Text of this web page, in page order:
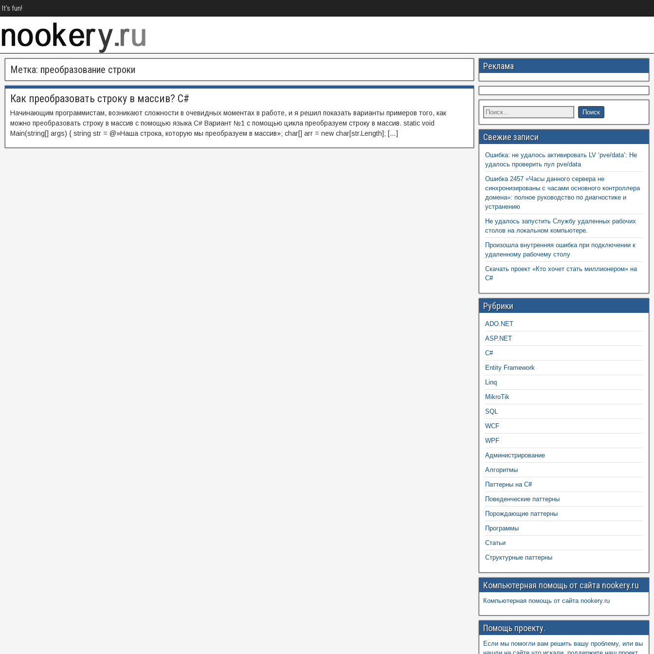
It's fun!
Метка: преобразование строки
Как преобразовать строку в массив? C#
Начинающим программистам, возникают сложности в очевидных моментах в работе, и я решил показать варианты примеров того, как
можно преобразовать строку в массив с помощью языка C# Вариант №1 с помощью цикла преобразуем строку в массив. static void
Main(string[] args) { string str = @»Наша строка, которую мы преобразуем в массив»; char[] arr = new char[str.Length]; […]
Реклама
Свежие записи
Ошибка: не удалось активировать LV ‘pve/data’: Не
удалось проверить пул pve/data
Ошибка 2457 «Часы данного сервера не
синхронизированы с часами основного контроллера
домена»: полное руководство по диагностике и
устранению
Не удалось запустить Службу удаленных рабочих
столов на локальном компьютере.
Произошла внутренняя ошибка при подключении к
удаленному рабочему столу
Скачать проект «Кто хочет стать миллионером» на
C#
Рубрики
ADO.NET
ASP.NET
C#
Entity Framework
Linq
MikroTik
SQL
WCF
WPF
Администрирование
Алгоритмы
Паттерны на C#
Поведенческие паттерны
Порождающие паттерны
Программы
Статьи
Структурные паттерны
Компьютерная помощь от сайта nookery.ru
Компьютерная помощь от сайта nookery.ru
Помощь проекту.
Если мы помогли вам решить вашу проблему, или вы